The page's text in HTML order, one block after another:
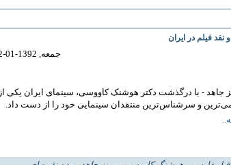
فیلم در ایران
جمعه, 1392-01-02 22:27
جاهد - با درگذشت دکتر هوشنک کاووسی، سینمای ایران یکی از
و سر‌شناس‌ترین منتقدان سینمایی خود را از دست داد.